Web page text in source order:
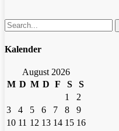
Kalender
August 2026
M D M D F S
S
1
2
3
4 5 6 7 8
9
10 11 12 13 14 15 16